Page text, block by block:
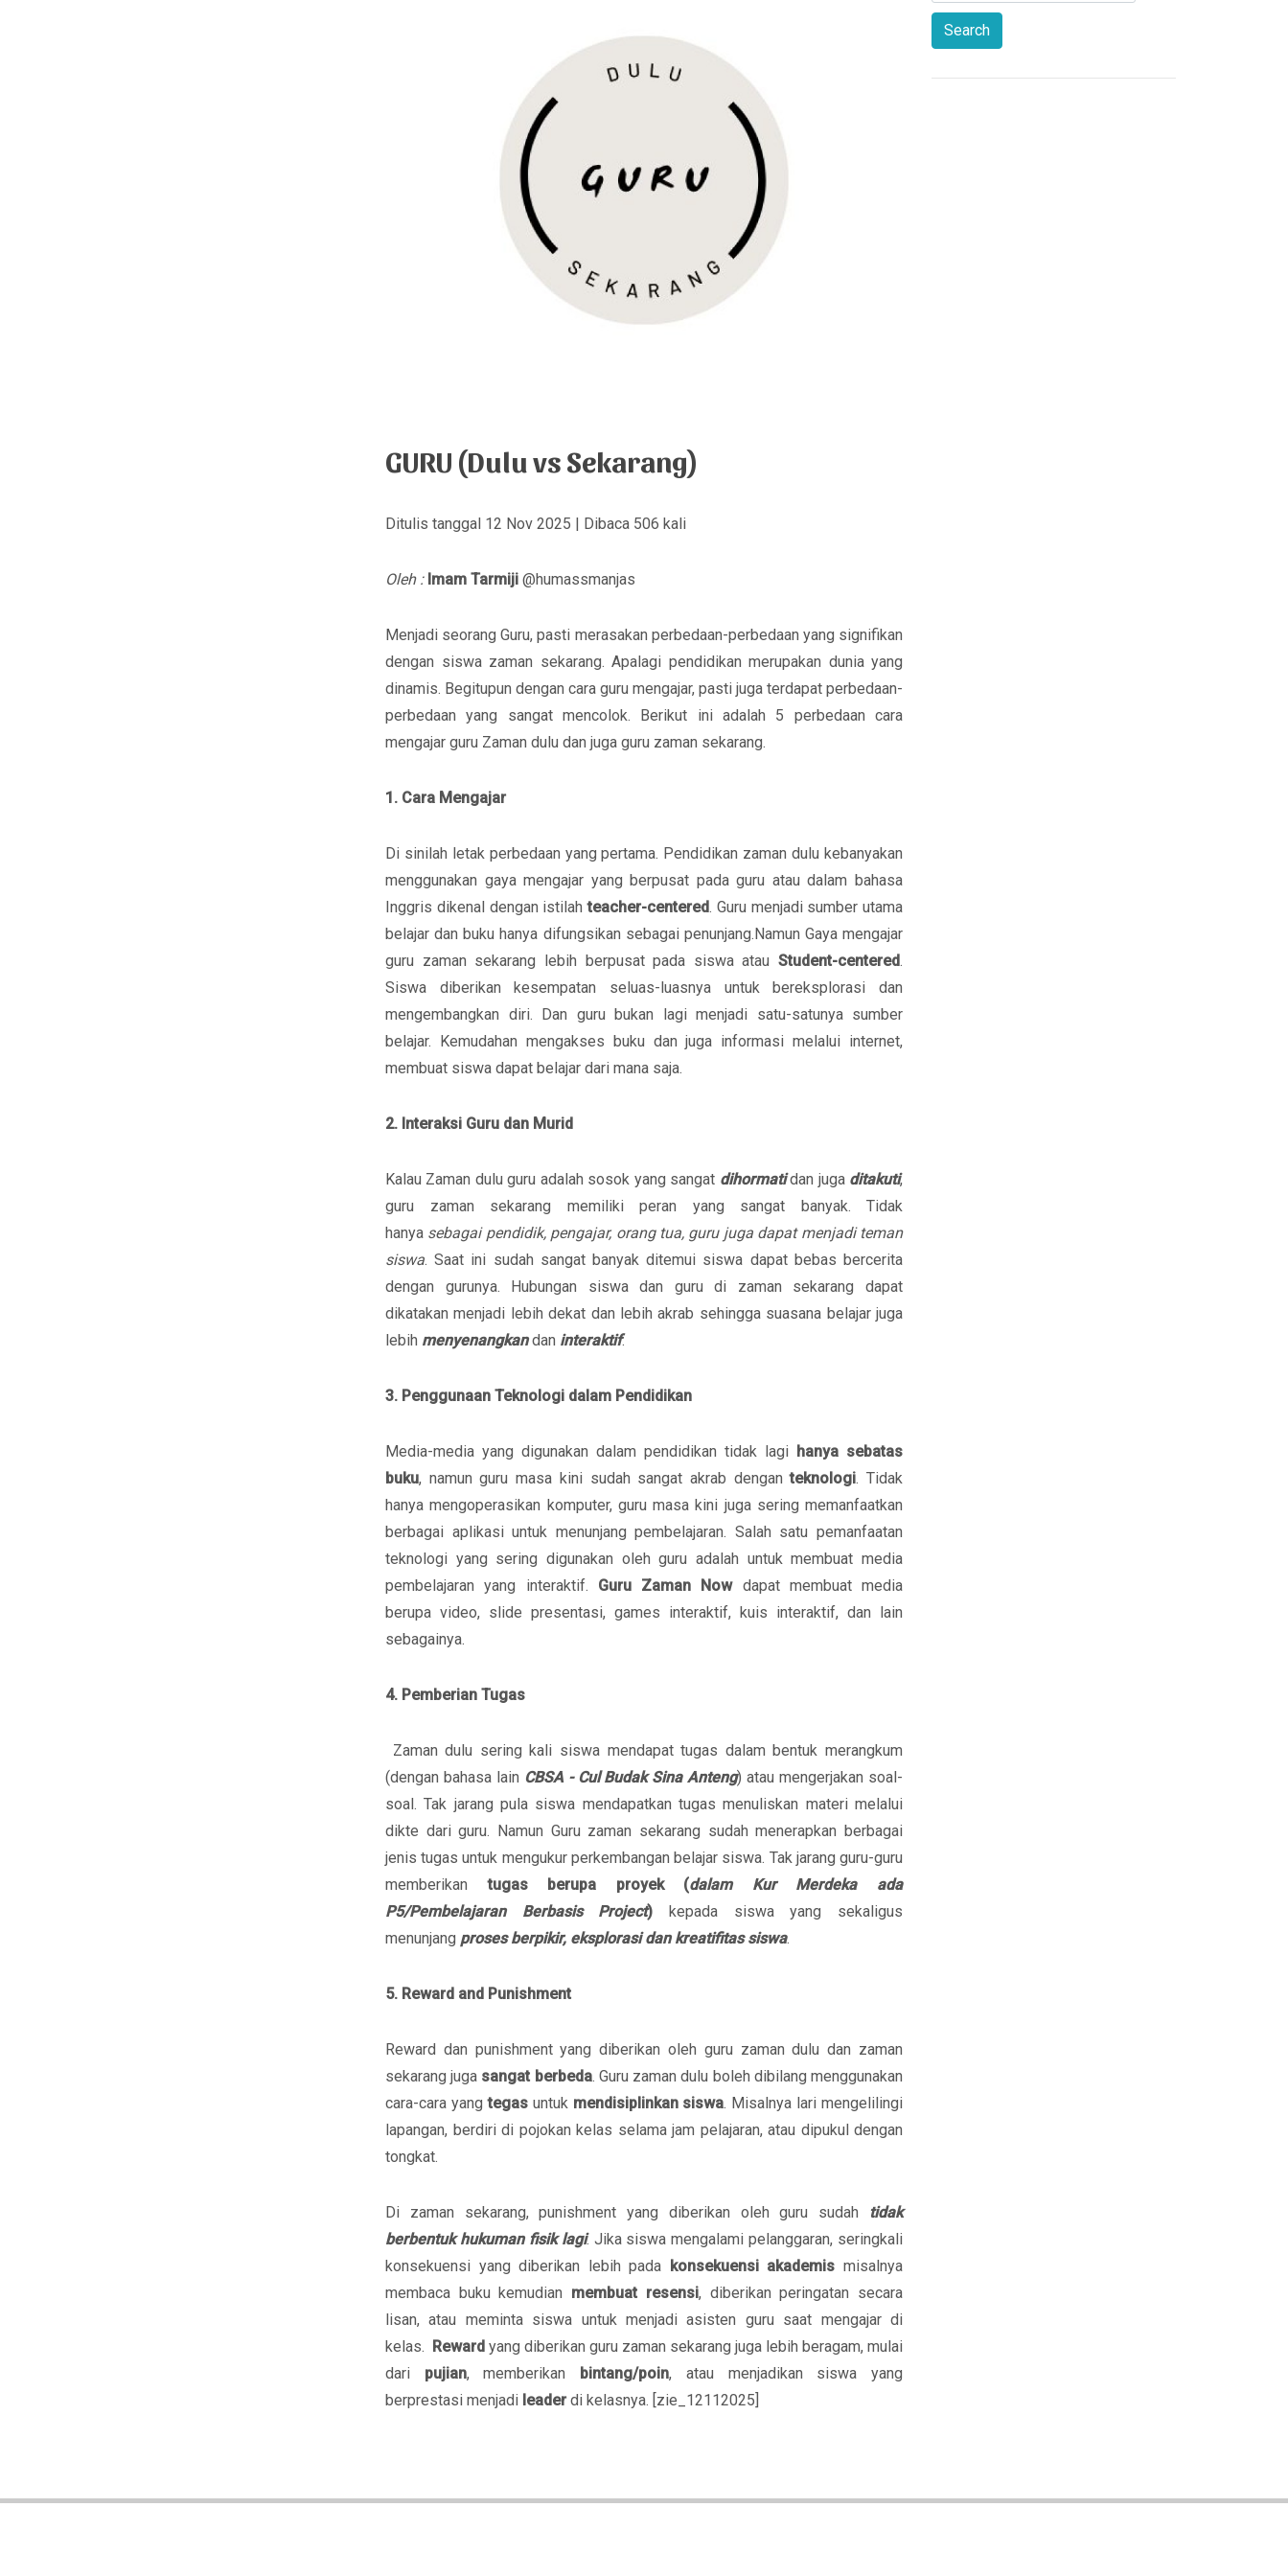
GURU (Dulu vs Sekarang)
Ditulis tanggal 12 Nov 2025 | Dibaca 506 kali
Oleh : Imam Tarmiji @humassmanjas
Menjadi seorang Guru, pasti merasakan perbedaan-perbedaan yang signifikan
dengan siswa zaman sekarang. Apalagi pendidikan merupakan dunia yang
dinamis. Begitupun dengan cara guru mengajar, pasti juga terdapat perbedaan-
perbedaan yang sangat mencolok. Berikut ini adalah 5 perbedaan cara
mengajar guru Zaman dulu dan juga guru zaman sekarang.
1. Cara Mengajar
Di sinilah letak perbedaan yang pertama. Pendidikan zaman dulu kebanyakan
menggunakan gaya mengajar yang berpusat pada guru atau dalam bahasa
Inggris dikenal dengan istilahteacher-centered. Guru menjadi sumber utama
belajar dan buku hanya difungsikan sebagai penunjang.Namun Gaya mengajar
guru zaman sekarang lebih berpusat pada siswa atau Student-centered.
Siswa diberikan kesempatan seluas-luasnya untuk bereksplorasi dan
mengembangkan diri. Dan guru bukan lagi menjadi satu-satunya sumber
belajar. Kemudahan mengakses buku dan juga informasi melalui internet,
membuat siswa dapat belajar dari mana saja.
2. Interaksi Guru dan Murid
Kalau Zaman dulu guru adalah sosok yang sangat dihormatidan juga ditakuti,
guru zaman sekarang memiliki peran yang sangat banyak. Tidak
hanya sebagai pendidik, pengajar, orang tua, guru juga dapat menjadi teman
siswa. Saat ini sudah sangat banyak ditemui siswa dapat bebas bercerita
dengan gurunya. Hubungan siswa dan guru di zaman sekarang dapat
dikatakan menjadi lebih dekat dan lebih akrab sehingga suasana belajar juga
lebih menyenangkandan interaktif.
3. Penggunaan Teknologi dalam Pendidikan
Media-media yang digunakan dalam pendidikan tidak lagi hanya sebatas
buku, namun guru masa kini sudah sangat akrab denganteknologi. Tidak
hanya mengoperasikan komputer, guru masa kini juga sering memanfaatkan
berbagai aplikasi untuk menunjang pembelajaran. Salah satu pemanfaatan
teknologi yang sering digunakan oleh guru adalah untuk membuat media
pembelajaran yang interaktif. Guru Zaman Nowdapat membuat media
berupa video, slide presentasi, games interaktif, kuis interaktif, dan lain
sebagainya.
4. Pemberian Tugas
Zaman dulu sering kali siswa mendapat tugas dalam bentuk merangkum
(dengan bahasa lain CBSA - Cul Budak Sina Anteng) atau mengerjakan soal-
soal. Tak jarang pula siswa mendapatkan tugas menuliskan materi melalui
dikte dari guru. Namun Guru zaman sekarang sudah menerapkan berbagai
jenis tugas untuk mengukur perkembangan belajar siswa. Tak jarang guru-guru
memberikantugas berupa proyek (dalam Kur Merdeka ada
P5/Pembelajaran Berbasis Project) kepada siswa yang sekaligus
menunjang proses berpikir, eksplorasi dan kreatifitas siswa.
5. Reward and Punishment
Reward dan punishment yang diberikan oleh guru zaman dulu dan zaman
sekarang juga sangat berbeda. Guru zaman dulu boleh dibilang menggunakan
cara-cara yangtegasuntuk mendisiplinkan siswa. Misalnya lari mengelilingi
lapangan, berdiri di pojokan kelas selama jam pelajaran, atau dipukul dengan
tongkat.
Di zaman sekarang, punishment yang diberikan oleh guru sudah
tidak
berbentuk hukuman fisik lagi. Jika siswa mengalami pelanggaran, seringkali
konsekuensi yang diberikan lebih pada konsekuensi akademis misalnya
membaca buku kemudian membuat resensi, diberikan peringatan secara
lisan, atau meminta siswa untuk menjadi asisten guru saat mengajar di
kelas. Reward yang diberikan guru zaman sekarang juga lebih beragam, mulai
dari pujian, memberikan bintang/poin, atau menjadikan siswa yang
berprestasi menjadi leaderdi kelasnya. [zie_12112025]